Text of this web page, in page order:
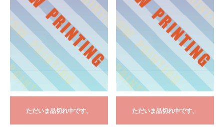
ただいま品切れ中です。 ただいま品切れ中です。